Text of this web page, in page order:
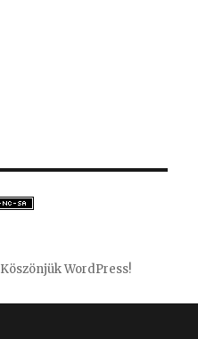
Köszönjük WordPress!